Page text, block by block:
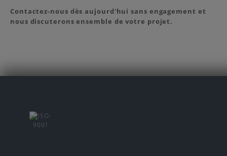
Contactez-nous dès aujourd'hui sans engagement et
nous discuterons ensemble de votre projet.